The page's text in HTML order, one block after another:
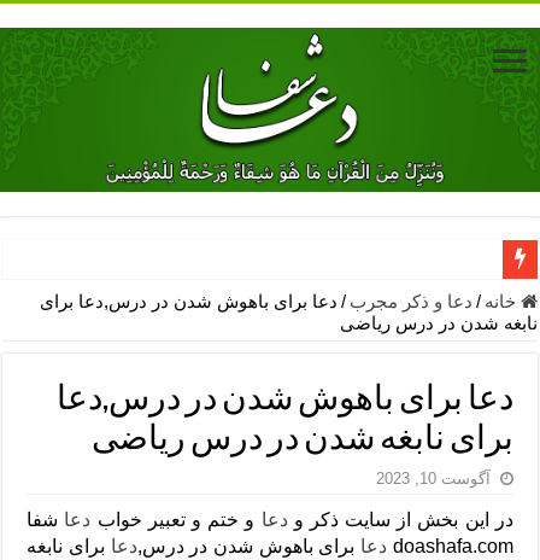
دعای جلب محبت فوری معشوق – دعای جلب محبت شوهر
دعای مشکل گشا برای رفع فقر – ذکرهای روزی‌ بخش
معجزات دعای یا من اظهر الجمیل – دعای یا من اظهر الجمیل برای
مهم ترین اذکار الهی و فضیلت آن ها – ذکر مخصوص مستجاب الدعوه
دعا برای ترس بچه ها در خواب – دعای ترس و بی خوابی کودکان
دعای رفع فقر و طلب رزق و روزی – آیه‌ جلب ثروت و برکت مال
خانه / دعا و ذکر مجرب / دعا برای باهوش شدن در درس,دعا برای
نابغه شدن در درس ریاضی
دعا برای باهوش شدن در درس,دعا
برای نابغه شدن در درس ریاضی
آگوست 10, 2023
در این بخش از سایت ذکر ودعا و ختم و تعبیر خواب دعا شفا
doashafa.com دعا برای باهوش شدن در درس,دعا برای نابغه